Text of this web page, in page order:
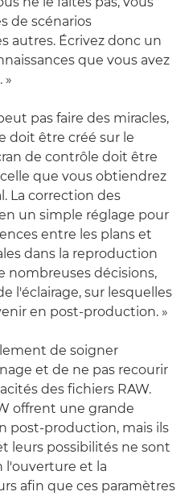
de scénarios
autres. Écrivez donc un
que vous avez
»
pas faire des miracles,
doit être créé sur le
de contrôle doit être
que vous obtiendrez
La correction des
un simple réglage pour
entre les plans et
dans la reproduction
nombreuses décisions,
l'éclairage, sur lesquelles
en post-production. »
de soigner
et de ne pas recourir
des fichiers RAW.
offrent une grande
post-production, mais ils
leurs possibilités ne sont
l'ouverture et la
afin que ces paramètres